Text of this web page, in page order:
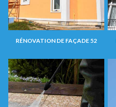
RÉNOVATION DE FAÇADE 52